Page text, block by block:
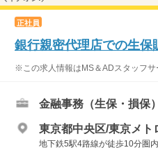
正社員
銀行親密代理店での生保
※この求人情報はMS＆ADスタッフサ
金融事務（生保・損保）
東京都中央区/東京メト
地下鉄5駅4路線が徒歩10分圏